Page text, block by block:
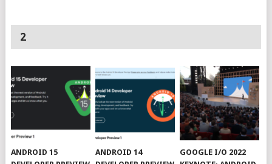
2
ANDROID 15
ANDROID 14
GOOGLE I/O 2022